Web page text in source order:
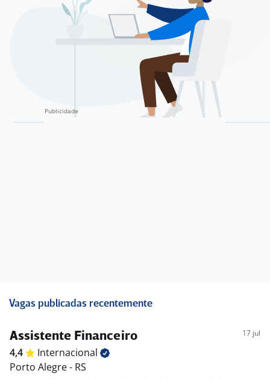
Vagas publicadas recentemente
Assistente Financeiro 17 jul
4,4
Internacional
Porto Alegre - RS